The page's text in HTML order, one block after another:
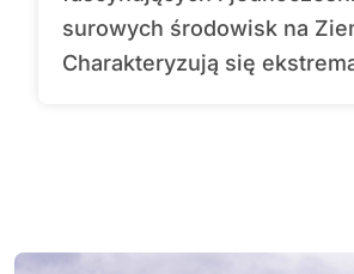
surowych środowisk na
Charakteryzują się